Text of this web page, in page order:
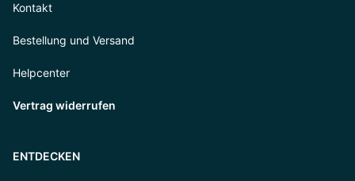
Kontakt
Bestellung und Versand
Helpcenter
Vertrag widerrufen
ENTDECKEN